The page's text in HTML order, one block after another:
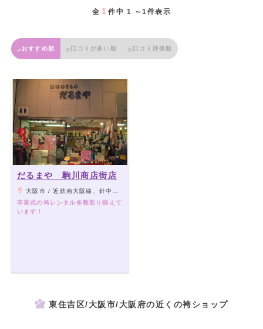
全 1 件中 1 ～1件表示
おすすめ順 口コミが多い順 口コミ評価順
だるまや 駒川商店街店
大阪市 / 近鉄南大阪線、針中野駅徒歩3分/地下鉄谷町線 駒川中野駅徒歩5分
卒業式の袴レンタル多数取り揃えて
います！
東住吉区/大阪市/大阪府の近くの袴ショップ